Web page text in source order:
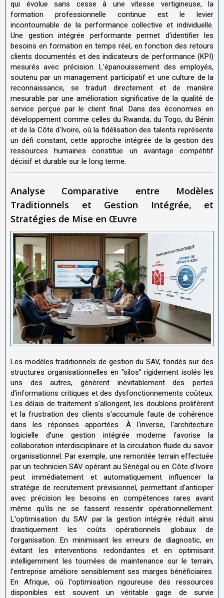
qui évolue sans cesse à une vitesse vertigineuse, la
formation professionnelle continue est le levier
incontournable de la performance collective et individuelle.
Une gestion intégrée performante permet d'identifier les
besoins en formation en temps réel, en fonction des retours
clients documentés et des indicateurs de performance (KPI)
mesurés avec précision. L'épanouissement des employés,
soutenu par un management participatif et une culture de la
reconnaissance, se traduit directement et de manière
mesurable par une amélioration significative de la qualité de
service perçue par le client final. Dans des économies en
développement comme celles du Rwanda, du Togo, du Bénin
et de la Côte d'Ivoire, où la fidélisation des talents représente
un défi constant, cette approche intégrée de la gestion des
ressources humaines constitue un avantage compétitif
décisif et durable sur le long terme.
Analyse Comparative entre Modèles
Traditionnels et Gestion Intégrée, et
Stratégies de Mise en Œuvre
Les modèles traditionnels de gestion du SAV, fondés sur des
structures organisationnelles en "silos" rigidement isolés les
uns des autres, génèrent inévitablement des pertes
d'informations critiques et des dysfonctionnements coûteux.
Les délais de traitement s'allongent, les doublons prolifèrent
et la frustration des clients s'accumule faute de cohérence
dans les réponses apportées. À l'inverse, l'architecture
logicielle d'une gestion intégrée moderne favorise la
collaboration interdisciplinaire et la circulation fluide du savoir
organisationnel. Par exemple, une remontée terrain effectuée
par un technicien SAV opérant au Sénégal ou en Côte d'Ivoire
peut immédiatement et automatiquement influencer la
stratégie de recrutement prévisionnel, permettant d'anticiper
avec précision les besoins en compétences rares avant
même qu'ils ne se fassent ressentir opérationnellement.
L'optimisation du SAV par la gestion intégrée réduit ainsi
drastiquement les coûts opérationnels globaux de
l'organisation. En minimisant les erreurs de diagnostic, en
évitant les interventions redondantes et en optimisant
intelligemment les tournées de maintenance sur le terrain,
l'entreprise améliore sensiblement ses marges bénéficiaires.
En Afrique, où l'optimisation rigoureuse des ressources
disponibles est souvent un véritable gage de survie